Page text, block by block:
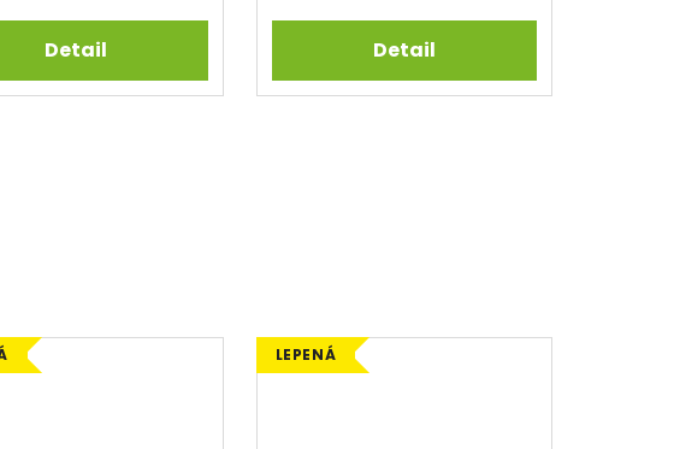
Detail Detail
LEPENÁ